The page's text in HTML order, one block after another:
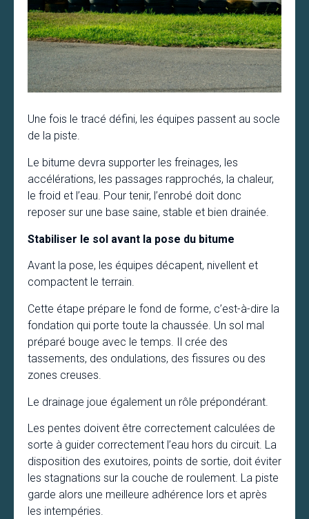
Une fois le tracé défini, les équipes passent au socle
de la piste.
Le bitume devra supporter les freinages, les
accélérations, les passages rapprochés, la chaleur,
le froid et l’eau. Pour tenir, l’enrobé doit donc
reposer sur une base saine, stable et bien drainée.
Stabiliser le sol avant la pose du bitume
Avant la pose, les équipes décapent, nivellent et
compactent le terrain.
Cette étape prépare le fond de forme, c’est-à-dire la
fondation qui porte toute la chaussée. Un sol mal
préparé bouge avec le temps. Il crée des
tassements, des ondulations, des fissures ou des
zones creuses.
Le drainage joue également un rôle prépondérant.
Les pentes doivent être correctement calculées de
sorte à guider correctement l’eau hors du circuit. La
disposition des exutoires, points de sortie, doit éviter
les stagnations sur la couche de roulement. La piste
garde alors une meilleure adhérence lors et après
les intempéries.